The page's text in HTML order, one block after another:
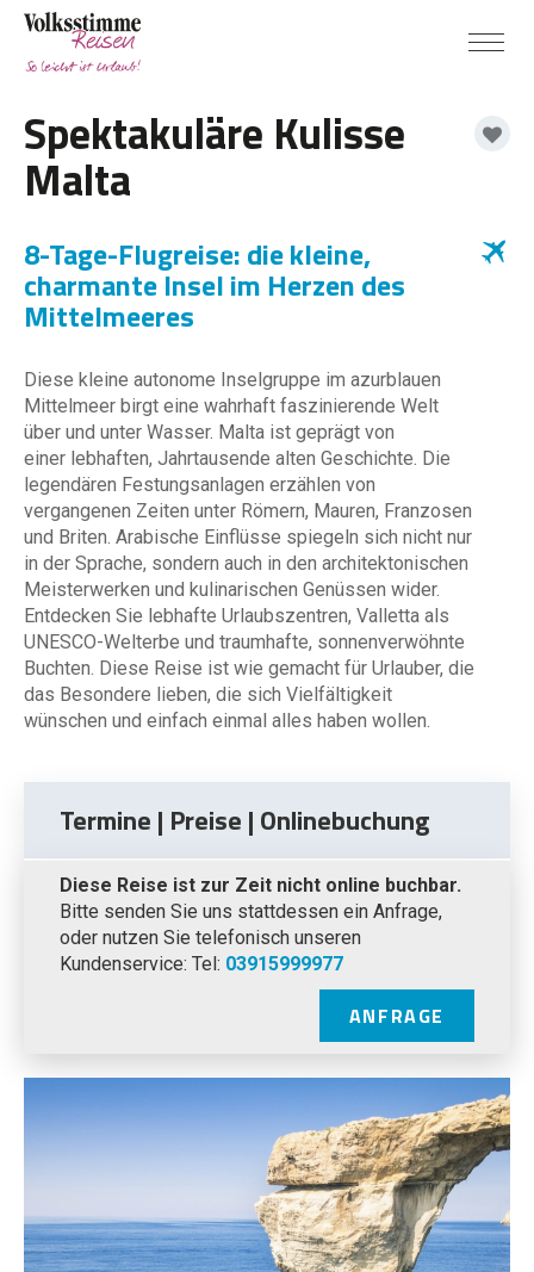
Spektakuläre Kulisse
Malta
8-Tage-Flugreise: die kleine,
charmante Insel im Herzen des
Mittelmeeres
Diese kleine autonome Inselgruppe im azurblauen
Mittelmeer birgt eine wahrhaft faszinierende Welt
über und unter Wasser. Malta ist geprägt von
einer lebhaften, Jahrtausende alten Geschichte. Die
legendären Festungsanlagen erzählen von
vergangenen Zeiten unter Römern, Mauren, Franzosen
und Briten. Arabische Einflüsse spiegeln sich nicht nur
in der Sprache, sondern auch in den architektonischen
Meisterwerken und kulinarischen Genüssen wider.
Entdecken Sie lebhafte Urlaubszentren, Valletta als
UNESCO-Welterbe und traumhafte, sonnenverwöhnte
Buchten. Diese Reise ist wie gemacht für Urlauber, die
das Besondere lieben, die sich Vielfältigkeit
wünschen und einfach einmal alles haben wollen.
Termine | Preise | Onlinebuchung
Diese Reise ist zur Zeit nicht online buchbar.
Bitte senden Sie uns stattdessen ein Anfrage,
oder nutzen Sie telefonisch unseren
Kundenservice: Tel: 03915999977
ANFRAGE